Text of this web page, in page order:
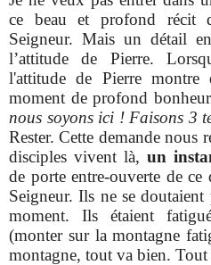
ce beau et profond récit
Seigneur. Mais un détail
l’attitude de Pierre.
l'attitude de Pierre
moment de profond
nous soyons ici ! Faisons 3
Rester. Cette demande nous
disciples vivent là, un
de porte entre-ouverte de
Seigneur. Ils ne se
moment. Ils étaient
(monter sur la montagne
montagne, tout va bien.